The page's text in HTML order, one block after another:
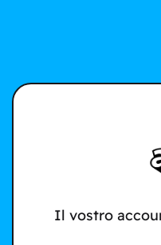
Il vostro